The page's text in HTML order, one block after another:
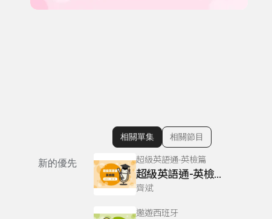
新的優先
顯示相關單集
相關單集 相關節目
超級英語通-英檢篇
超級英語通-英檢篇 083 Cloze Test/段落填空-13
齊斌
遨遊西班牙